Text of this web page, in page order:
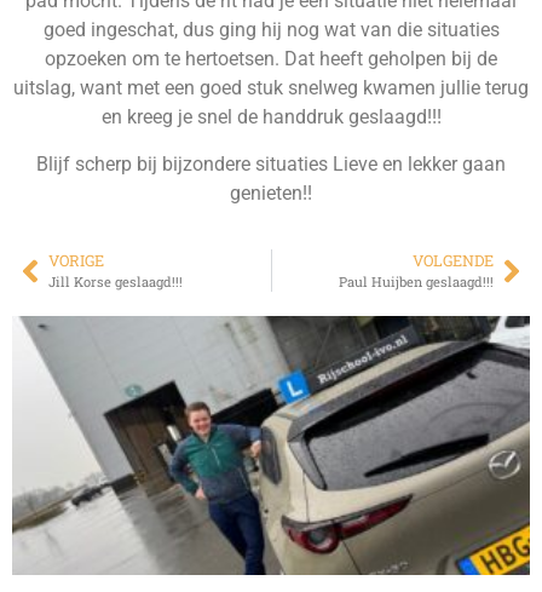
goed ingeschat, dus ging hij nog wat van die situaties
opzoeken om te hertoetsen. Dat heeft geholpen bij de
uitslag, want met een goed stuk snelweg kwamen jullie terug
en kreeg je snel de handdruk geslaagd!!!
Blijf scherp bij bijzondere situaties Lieve en lekker gaan
genieten!!
VORIGE
Jill Korse geslaagd!!!
VOLGENDE
Paul Huijben geslaagd!!!